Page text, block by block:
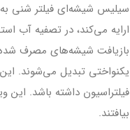
سیلیس شیشه‌ای فیلتر شنی
ارایه می‌کند، در تصفیه آب
بازیافت شیشه‌های مصرف
یکنواختی تبدیل می‌شوند.
فیلتراسیون داشته باشد. این
بیافتند.